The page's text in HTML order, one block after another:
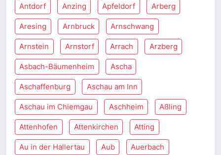
Antdorf Anzing Apfeldorf Arberg
Aresing Arnbruck Arnschwang
Arnstein Arnstorf Arrach Arzberg
Asbach-Bäumenheim Ascha
Aschaffenburg Aschau am Inn
Aschau im Chiemgau Aschheim Aßling
Attenhofen Attenkirchen Atting
Au in der Hallertau Aub Auerbach